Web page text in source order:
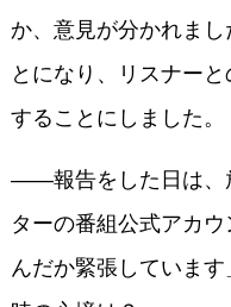
か、意見が分かれま
とになり、リスナー
することにしました。
――報告をした日は、
ターの番組公式アカ
んだか緊張していま